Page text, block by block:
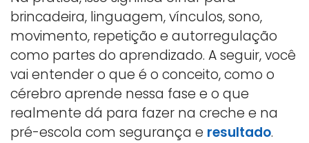
brincadeira, linguagem, vínculos, sono,
movimento, repetição e autorregulação
como partes do aprendizado. A seguir, você
vai entender o que é o conceito, como o
cérebro aprende nessa fase e o que
realmente dá para fazer na creche e na
pré-escola com segurança e resultado.